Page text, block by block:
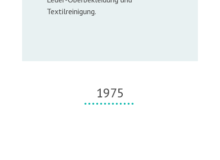
Textilreinigung.
1975